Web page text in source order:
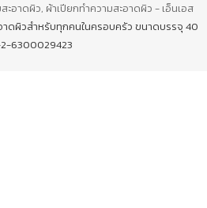
ะอาดผิว, ผ้าเปียกทำความสะอาดผิว - เอ็นเอส
าดผิวสำหรับทุกคนในครอบครัว ขนาดบรรจุ 40
6300029423